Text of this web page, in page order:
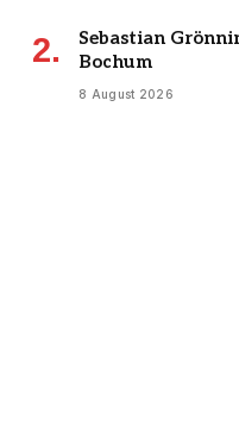
Sebastian
Bochum
8 August 2026